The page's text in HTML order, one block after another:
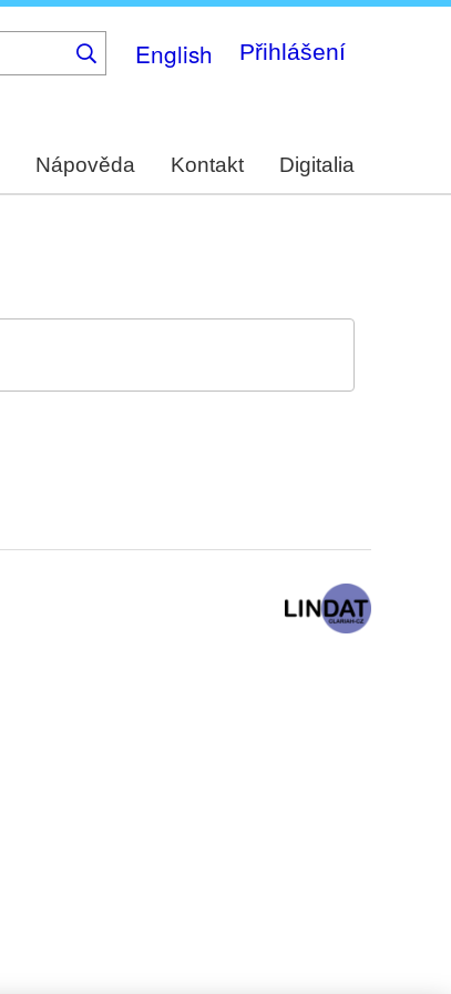
English Přihlášení
Nápověda Kontakt Digitalia